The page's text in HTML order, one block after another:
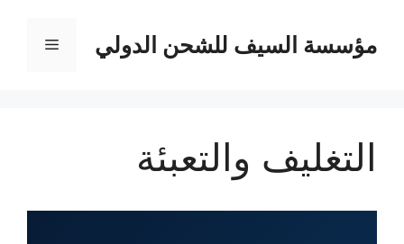
المحتوىمؤسسة السيف للشحن الدولي القائمة
التغليف والتعبئة